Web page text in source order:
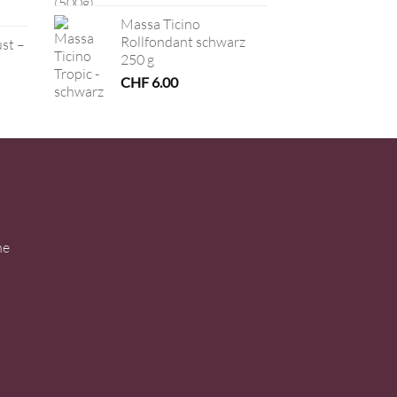
–
Massa Ticino
Rollfondant schwarz
250 g
CHF6.00